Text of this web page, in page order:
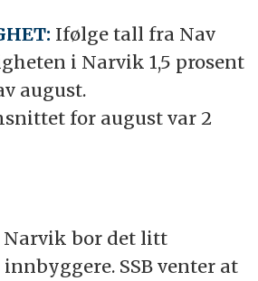
Ifølge tall fra Nav
i Narvik 1,5 prosent
august.
for august var 2
bor det litt
SSB venter at